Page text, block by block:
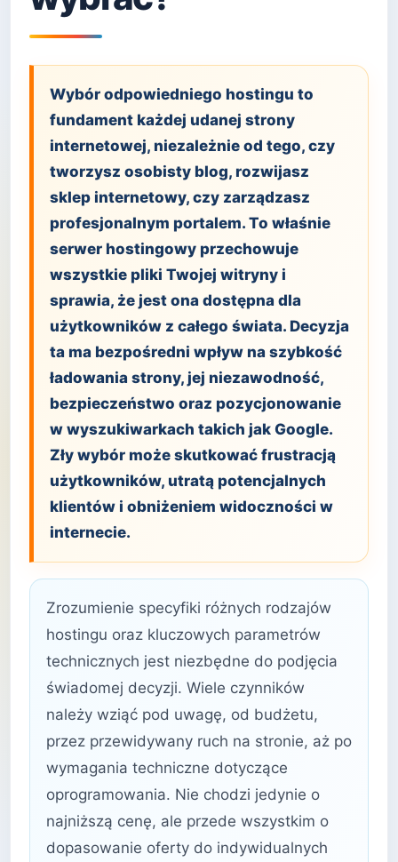
Wybór odpowiedniego hostingu to
fundament każdej udanej strony
internetowej, niezależnie od tego, czy
tworzysz osobisty blog, rozwijasz
sklep internetowy, czy zarządzasz
profesjonalnym portalem. To właśnie
serwer hostingowy przechowuje
wszystkie pliki Twojej witryny i
sprawia, że jest ona dostępna dla
użytkowników z całego świata. Decyzja
ta ma bezpośredni wpływ na szybkość
ładowania strony, jej niezawodność,
bezpieczeństwo oraz pozycjonowanie
w wyszukiwarkach takich jak Google.
Zły wybór może skutkować frustracją
użytkowników, utratą potencjalnych
klientów i obniżeniem widoczności w
internecie.
Zrozumienie specyfiki różnych rodzajów
hostingu oraz kluczowych parametrów
technicznych jest niezbędne do podjęcia
świadomej decyzji. Wiele czynników
należy wziąć pod uwagę, od budżetu,
przez przewidywany ruch na stronie, aż po
wymagania techniczne dotyczące
oprogramowania. Nie chodzi jedynie o
najniższą cenę, ale przede wszystkim o
dopasowanie oferty do indywidualnych